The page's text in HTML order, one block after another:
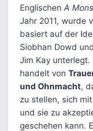
Englischen A
Jahr 2011, wurde
basiert auf der
Siobhan Dowd
Jim Kay
handelt von
und Ohnmacht,
zu stellen, sich
und sie zu
geschehen kann.